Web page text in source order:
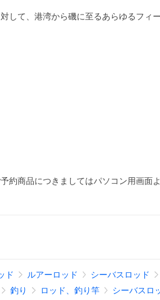
して、港湾から磯に至るあらゆるフィ
商品につきましてはパソコン用画面
ド ルアーロッド シーバスロッド
釣り ロッド、釣り竿 シーバスロ